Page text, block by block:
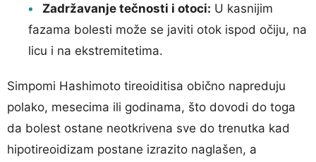
Zadržavanje tečnosti i otoci: U kasnijim
fazama bolesti može se javiti otok ispod očiju, na
licu i na ekstremitetima.
Simpomi Hashimoto tireoiditisa obično napreduju
polako, mesecima ili godinama, što dovodi do toga
da bolest ostane neotkrivena sve do trenutka kad
hipotireoidizam postane izrazito naglašen, a